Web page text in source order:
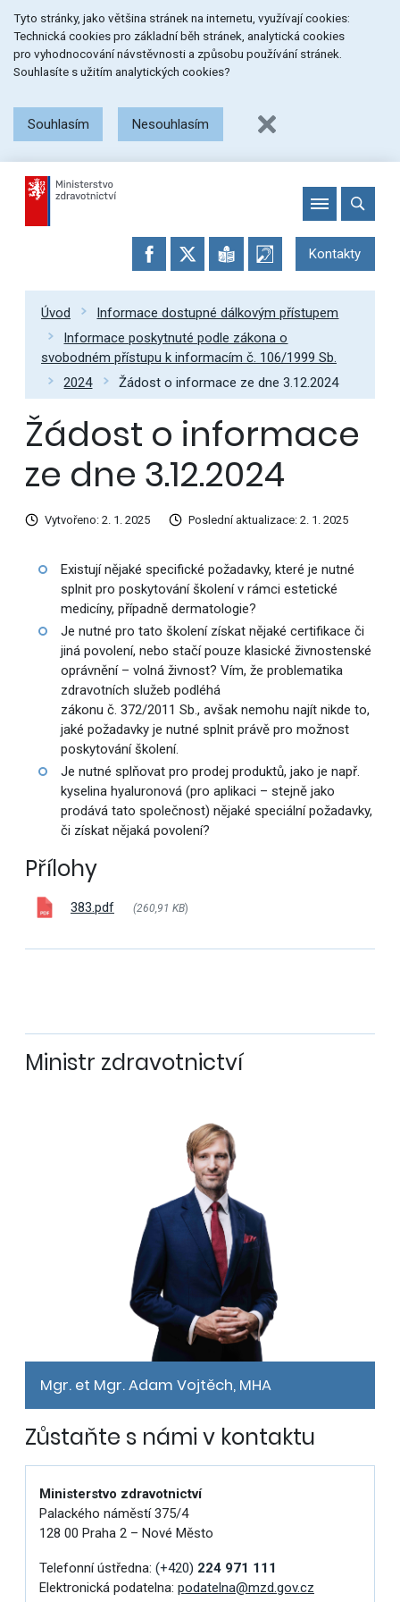
na
menu
na
obsah
na
patičku
stránky
Tyto stránky, jako většina stránek na internetu, využívají cookies:
Technická cookies pro základní běh stránek, analytická cookies
pro vyhodnocování návstěvnosti a způsobu používání stránek.
Souhlasíte s užitím analytických cookies?
Souhlasím Nesouhlasím
Kontakty
Úvod
Informace dostupné dálkovým přístupem
Informace poskytnuté podle zákona o
svobodném přístupu k informacím č. 106/1999 Sb.
2024
Žádost o informace ze dne 3.12.2024
Žádost o informace
ze dne 3.12.2024
Vytvořeno: 2. 1. 2025 Poslední aktualizace: 2. 1. 2025
Existují nějaké specifické požadavky, které je nutné
splnit pro poskytování školení v rámci estetické
medicíny, případně dermatologie?
Je nutné pro tato školení získat nějaké certifikace či
jiná povolení, nebo stačí pouze klasické živnostenské
oprávnění – volná živnost? Vím, že problematika
zdravotních služeb podléhá
zákonu č. 372/2011 Sb., avšak nemohu najít nikde to,
jaké požadavky je nutné splnit právě pro možnost
poskytování školení.
Je nutné splňovat pro prodej produktů, jako je např.
kyselina hyaluronová (pro aplikaci – stejně jako
prodává tato společnost) nějaké speciální požadavky,
či získat nějaká povolení?
Přílohy
383.pdf (260,91 KB)
Ministr zdravotnictví
Mgr. et Mgr. Adam Vojtěch, MHA
Zůstaňte s námi v kontaktu
Ministerstvo zdravotnictví
Palackého náměstí 375/4
128 00 Praha 2 – Nové Město
Telefonní ústředna: (+420) 224 971 111
Elektronická podatelna: podatelna@mzd.gov.cz